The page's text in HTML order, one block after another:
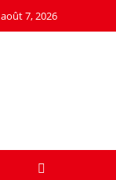
août 7, 2026